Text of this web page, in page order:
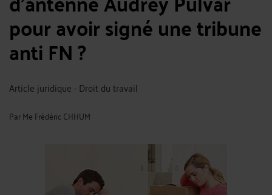
pour avoir signé une tribune
anti FN ?
Article juridique - Droit du travail
ParMe Frédéric CHHUM